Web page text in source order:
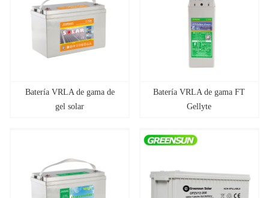
Batería VRLA de gama de
gel solar
Batería VRLA de gama FT
Gellyte